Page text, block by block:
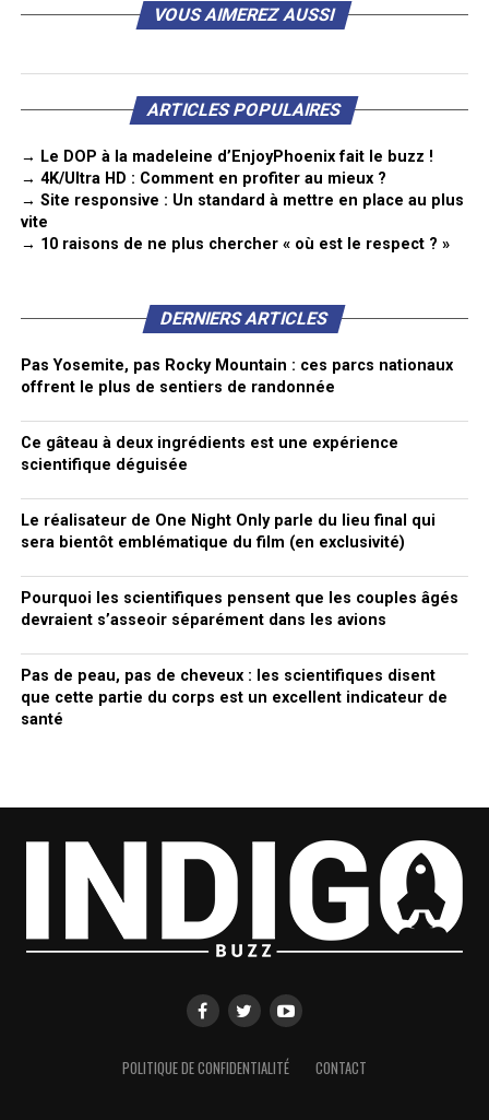
VOUS AIMEREZ AUSSI
ARTICLES POPULAIRES
→ Le DOP à la madeleine d’EnjoyPhoenix fait le buzz !
→ 4K/Ultra HD : Comment en profiter au mieux ?
→ Site responsive : Un standard à mettre en place au plus
vite
→ 10 raisons de ne plus chercher « où est le respect ? »
DERNIERS ARTICLES
Pas Yosemite, pas Rocky Mountain : ces parcs nationaux
offrent le plus de sentiers de randonnée
Ce gâteau à deux ingrédients est une expérience
scientifique déguisée
Le réalisateur de One Night Only parle du lieu final qui
sera bientôt emblématique du film (en exclusivité)
Pourquoi les scientifiques pensent que les couples âgés
devraient s’asseoir séparément dans les avions
Pas de peau, pas de cheveux : les scientifiques disent
que cette partie du corps est un excellent indicateur de
santé
POLITIQUE DE CONFIDENTIALITÉ CONTACT